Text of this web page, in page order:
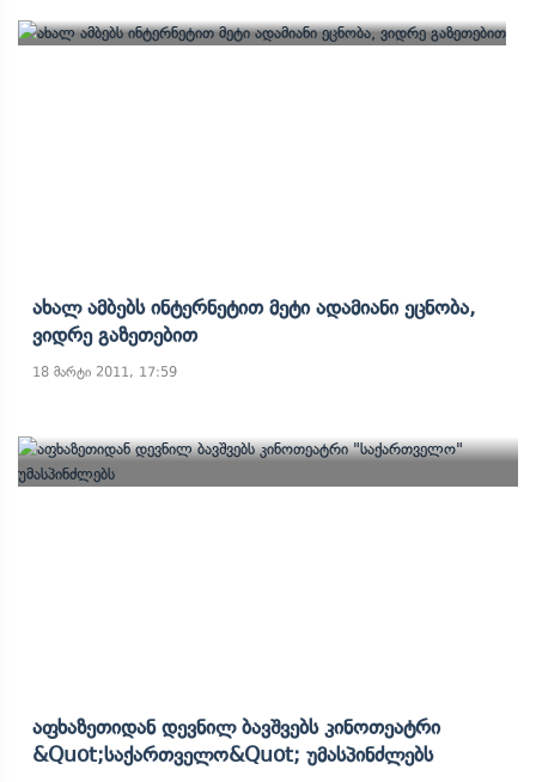
Ახალ Ამბებს Ინტერნეტით Მეტი Ადამიანი Ეცნობა,
Ვიდრე Გაზეთებით
18 მარტი 2011, 17:59
Აფხაზეთიდან Დევნილ Ბავშვებს Კინოთეატრი
&quot;საქართველო&quot; Უმასპინძლებს